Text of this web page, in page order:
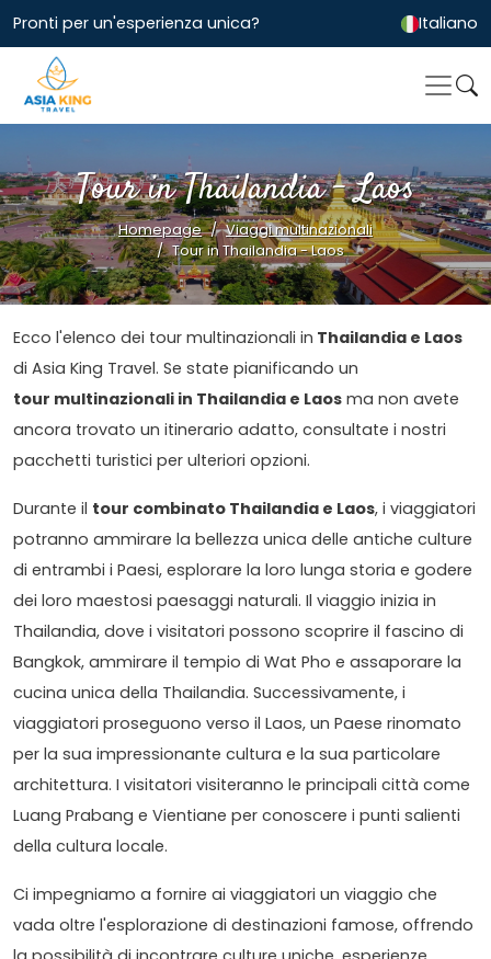
Pronti per un'esperienza unica? Italiano
Tour in Thailandia - Laos
Homepage
Viaggi multinazionali
Tour in Thailandia - Laos
Ecco l'elenco dei tour multinazionali in Thailandia e Laos
di Asia King Travel. Se state pianificando un
tour multinazionali in Thailandia e Laos ma non avete
ancora trovato un itinerario adatto, consultate i nostri
pacchetti turistici per ulteriori opzioni.
Durante il tour combinato Thailandia e Laos, i viaggiatori
potranno ammirare la bellezza unica delle antiche culture
di entrambi i Paesi, esplorare la loro lunga storia e godere
dei loro maestosi paesaggi naturali. Il viaggio inizia in
Thailandia, dove i visitatori possono scoprire il fascino di
Bangkok, ammirare il tempio di Wat Pho e assaporare la
cucina unica della Thailandia. Successivamente, i
viaggiatori proseguono verso il Laos, un Paese rinomato
per la sua impressionante cultura e la sua particolare
architettura. I visitatori visiteranno le principali città come
Luang Prabang e Vientiane per conoscere i punti salienti
della cultura locale.
Ci impegniamo a fornire ai viaggiatori un viaggio che
vada oltre l'esplorazione di destinazioni famose, offrendo